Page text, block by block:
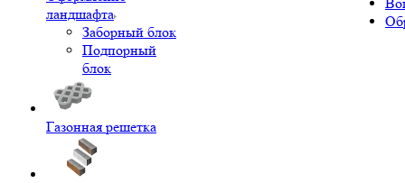
ландшафта
Заборный блок
Подпорный
блок
Газонная решетка